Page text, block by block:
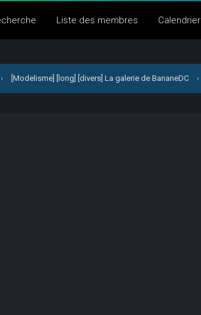
Liste des membres Calendrier
› [Modelisme] [long] [divers] La galerie de BananeDC ›